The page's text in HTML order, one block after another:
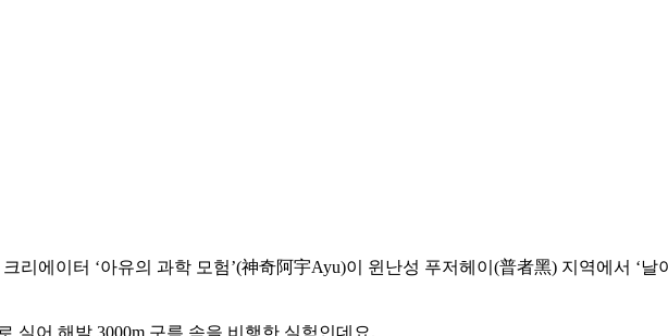
리에이터 ‘아유의 과학 모험’(神奇阿宇Ayu)이 윈난성 푸저헤이(普者黑) 지역에서 ‘
실어 해발 3000m 구름 속을 비행한 실험인데요.